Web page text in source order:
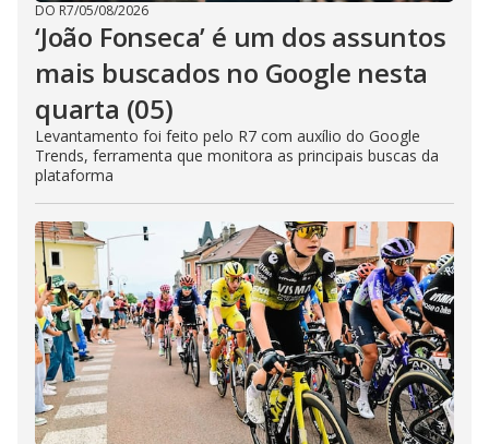
DO R7/05/08/2026
‘João Fonseca’ é um dos assuntos
mais buscados no Google nesta
quarta (05)
Levantamento foi feito pelo R7 com auxílio do Google
Trends, ferramenta que monitora as principais buscas da
plataforma